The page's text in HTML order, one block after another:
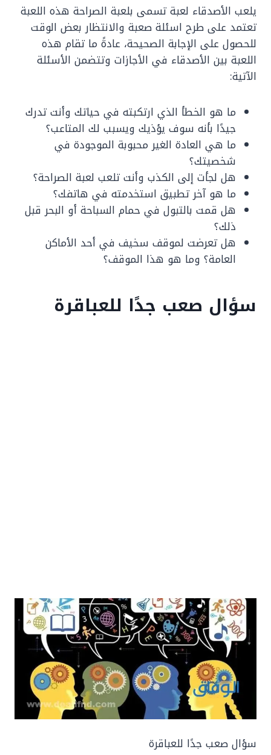
يلعب الأصدقاء لعبة تسمى بلعبة الصراحة هذه اللعبة
تعتمد على طرح اسئلة صعبة والانتظار بعض الوقت
للحصول على الإجابة الصحيحة، عادةً ما تقام هذه
اللعبة بين الأصدقاء في الأجازات وتتضمن الأسئلة
الآتية:
ما هو الخطأ الذي ارتكبته في حياتك وأنت تدرك
جيدًا بأنه سوف يؤذيك ويسبب لك المتاعب؟
ما هي العادة الغير محبوبة الموجودة في
شخصيتك؟
هل لجأت إلى الكذب وأنت تلعب لعبة الصراحة؟
ما هو آخر تطبيق استخدمته في هاتفك؟
هل قمت بالتبول في حمام السباحة أو البحر قبل
ذلك؟
هل تعرضت لموقف سخيف في أحد الأماكن
العامة؟ وما هو هذا الموقف؟
سؤال صعب جدًا للعباقرة
سؤال صعب جدًا للعباقرة